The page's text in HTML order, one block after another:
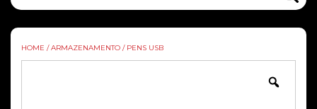
HOME / ARMAZENAMENTO / PENS USB